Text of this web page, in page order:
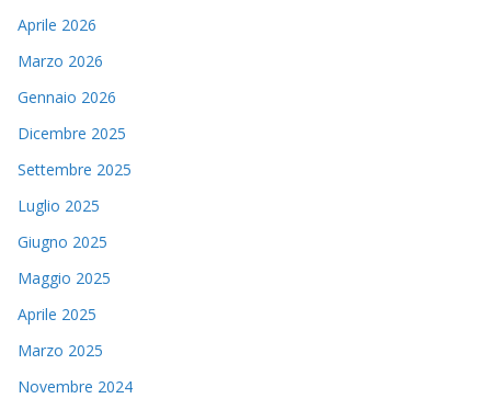
Aprile 2026
Marzo 2026
Gennaio 2026
Dicembre 2025
Settembre 2025
Luglio 2025
Giugno 2025
Maggio 2025
Aprile 2025
Marzo 2025
Novembre 2024